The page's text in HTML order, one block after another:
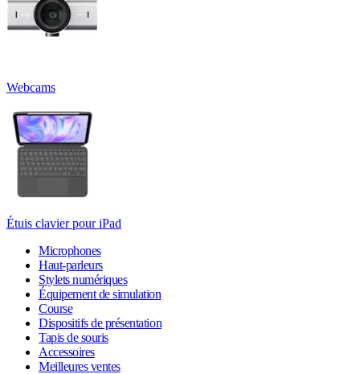
Webcams
Étuis clavier pour iPad
Microphones
Haut-parleurs
Stylets numériques
Équipement de simulation
Course
Dispositifs de présentation
Tapis de souris
Accessoires
Meilleures ventes